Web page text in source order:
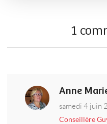
1
Anne
samedi 4 juin
Conseillère